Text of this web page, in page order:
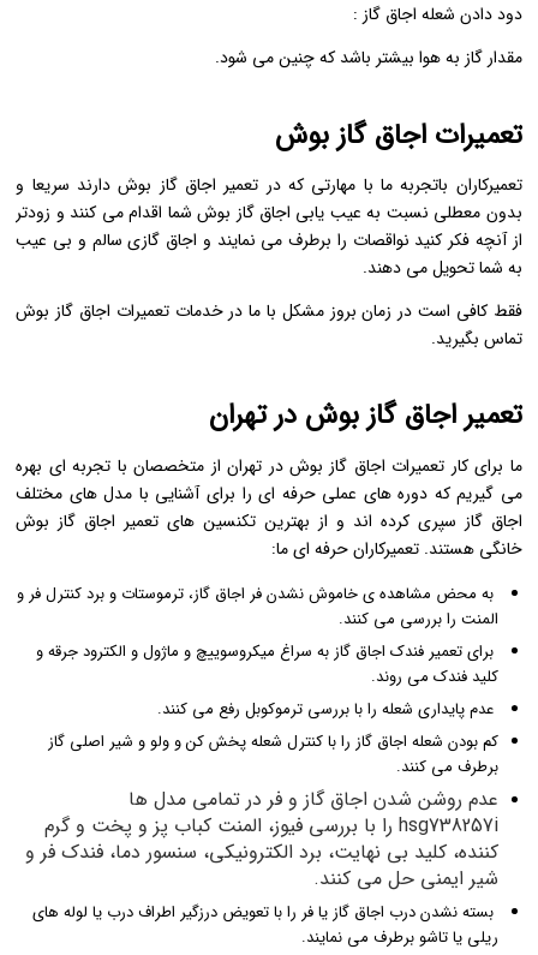
دود دادن شعله اجاق گاز :
مقدار گاز به هوا بیشتر باشد که چنین می شود.
تعمیرات اجاق گاز بوش
تعمیرکاران باتجربه ما با مهارتی که در تعمیر اجاق گاز بوش دارند سریعا و
بدون معطلی نسبت به عیب یابی اجاق گاز بوش شما اقدام می کنند و زودتر
از آنچه فکر کنید نواقصات را برطرف می نمایند و اجاق گازی سالم و بی عیب
به شما تحویل می دهند.
فقط کافی است در زمان بروز مشکل با ما در خدمات تعمیرات اجاق گاز بوش
تماس بگیرید.
تعمیر اجاق گاز بوش در تهران
ما برای کار تعمیرات اجاق گاز بوش در تهران از متخصصان با تجربه ای بهره
می گیریم که دوره های عملی حرفه ای را برای آشنایی با مدل های مختلف
اجاق گاز سپری کرده اند و از بهترین تکنسین های تعمیر اجاق گاز بوش
خانگی هستند. تعمیرکاران حرفه ای ما:
به محض مشاهده ی خاموش نشدن فر اجاق گاز، ترموستات و برد کنترل فر و
المنت را بررسی می کنند.
برای تعمیر فندک اجاق گاز به سراغ میکروسوییچ و ماژول و الکترود جرقه و
کلید فندک می روند.
عدم پایداری شعله را با بررسی ترموکوبل رفع می کنند.
کم بودن شعله اجاق گاز را با کنترل شعله پخش کن و ولو و شیر اصلی گاز
برطرف می کنند.
عدم روشن شدن اجاق گاز و فر در تمامی مدل ها
hsg738257i را با بررسی فیوز، المنت کباب پز و پخت و گرم
کننده، کلید بی نهایت، برد الکترونیکی، سنسور دما، فندک فر و
شیر ایمنی حل می کنند.
بسته نشدن درب اجاق گاز یا فر را با تعویض درزگیر اطراف درب یا لوله های
ریلی یا تاشو برطرف می نمایند.